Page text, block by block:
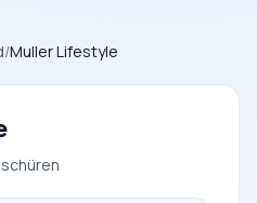
/Muller Lifestyle